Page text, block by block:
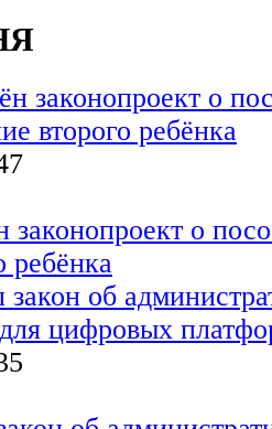
законопроект о
ребёнка